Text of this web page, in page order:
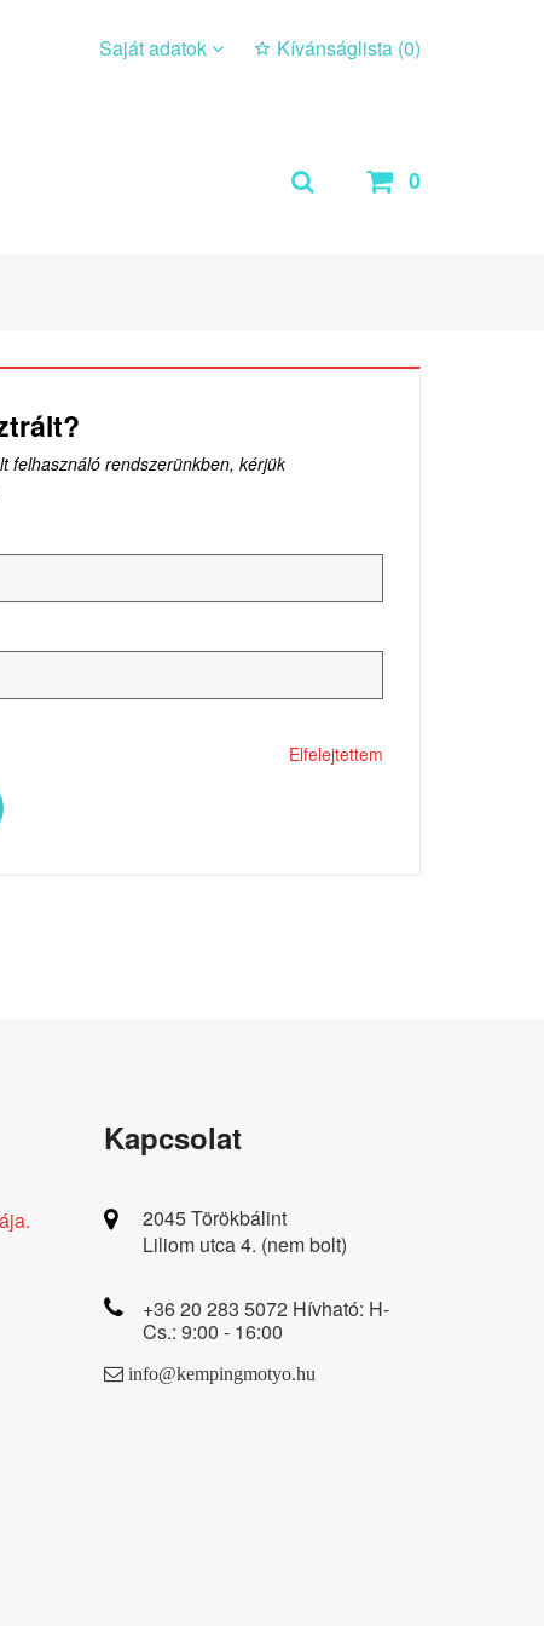
Saját adatok Kívánságlista (0)
0
felhasználó rendszerünkben, kérjük
Elfelejtettem
Kapcsolat
2045 Törökbálint
Liliom utca 4. (nem bolt)
+36 20 283 5072 Hívható: H-
Cs.: 9:00 - 16:00
info@kempingmotyo.hu